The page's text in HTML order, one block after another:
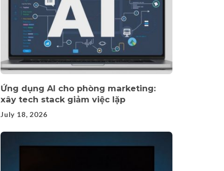
Ứng dụng AI cho phòng marketing:
xây tech stack giảm việc lặp
July 18, 2026